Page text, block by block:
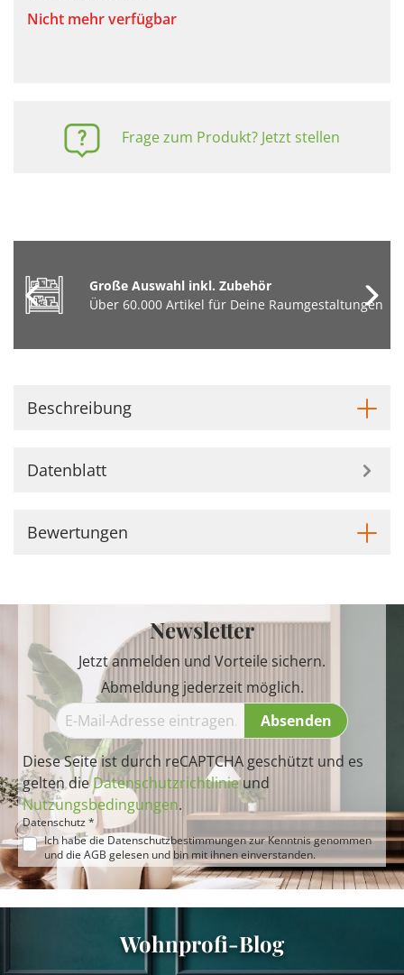
Nicht mehr verfügbar
Frage zum Produkt? Jetzt stellen
Große Auswahl inkl. Zubehör
Über 60.000 Artikel für Deine Raumgestaltungen
Beschreibung
Datenblatt
Bewertungen
Newsletter
Jetzt anmelden und Vorteile sichern.
Abmeldung jederzeit möglich.
Absenden
Diese Seite ist durch reCAPTCHA geschützt und es
gelten dieDatenschutzrichtlinieund
Nutzungsbedingungen.
Datenschutz *
Ich habe die Datenschutzbestimmungenzur Kenntnis genommen
und die AGB gelesen und bin mit ihnen einverstanden.
Wohnprofi-Blog